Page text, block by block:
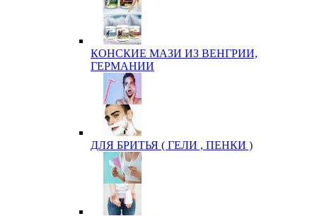
КОНСКИЕ МАЗИ ИЗ ВЕНГРИИ,
ГЕРМАНИИ
ДЛЯ БРИТЬЯ ( ГЕЛИ , ПЕНКИ )